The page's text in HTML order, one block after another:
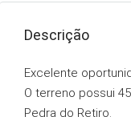
Descrição
Excelente
O terreno possui
Pedra do Retiro.